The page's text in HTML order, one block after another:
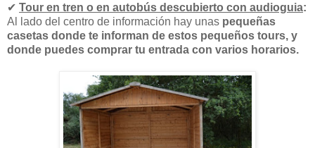
✔ Tour en tren o en autobús descubierto con audioguia:
Al lado del centro de información hay unas pequeñas
casetas donde te informan de estos pequeños tours, y
donde puedes comprar tu entrada con varios horarios.